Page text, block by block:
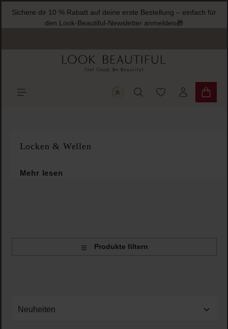
springen
Sichere dir 10 % Rabatt auf deine erste Bestellung –
den Look-Beautiful-Newsletter
Du hast 0
Locken & Wellen
Mehr lesen
Produkte filtern